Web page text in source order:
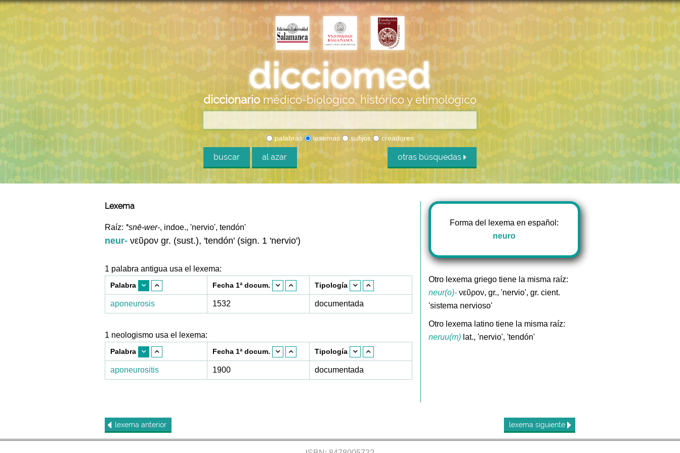
diccionario médico-biológico, histórico y etimológico
palabras lexemas sufijos creadores
buscar al azar otras búsquedas
Lexema
Raíz: *snē-wer-, indoe., 'nervio', tendón'
neur- νεῦρον gr. (sust.), 'tendón' (sign. 1 'nervio')
1 palabra antigua usa el lexema:
Palabra Fecha 1ª docum. Tipología
aponeurosis 1532 documentada
1 neologismo usa el lexema:
Palabra Fecha 1ª docum. Tipología
aponeurositis 1900 documentada
Forma del lexema en español:
neuro
Otro lexema griego tiene la misma raíz:
neur(o)-νεῦρον, gr., 'nervio', gr. cient.
'sistema nervioso'
Otro lexema latino tiene la misma raíz:
neruu(m)lat., 'nervio', 'tendón'
lexema anterior lexema siguiente